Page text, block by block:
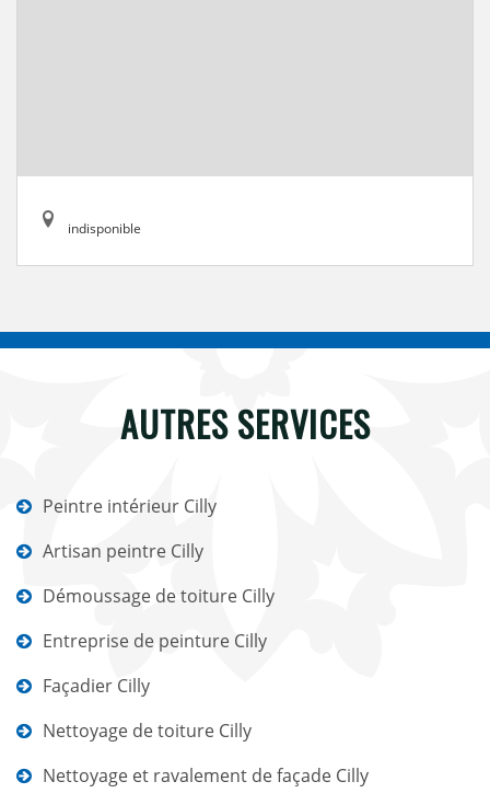
indisponible
AUTRES SERVICES
Peintre intérieur Cilly
Artisan peintre Cilly
Démoussage de toiture Cilly
Entreprise de peinture Cilly
Façadier Cilly
Nettoyage de toiture Cilly
Nettoyage et ravalement de façade Cilly